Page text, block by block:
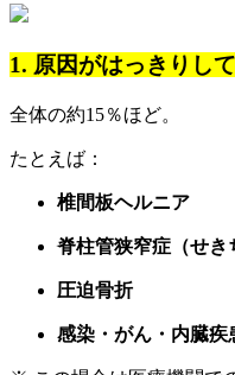
1. 原因がはっきりし
全体の約15％ほど。
たとえば：
椎間板ヘルニア
脊柱管狭窄症（せき
圧迫骨折
感染・がん・内臓疾